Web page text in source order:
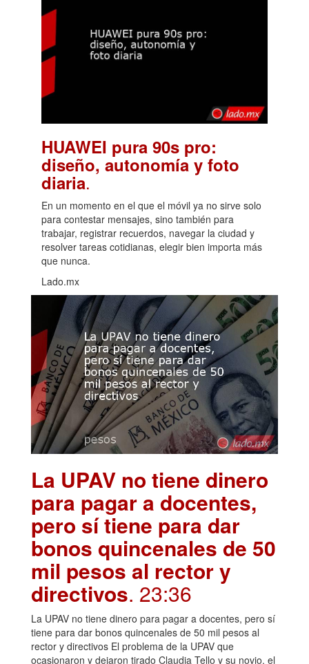
HUAWEI pura 90s pro:
diseño, autonomía y foto
diaria.
En un momento en el que el móvil ya no sirve solo
para contestar mensajes, sino también para
trabajar, registrar recuerdos, navegar la ciudad y
resolver tareas cotidianas, elegir bien importa más
que nunca.
Lado.mx
La UPAV no tiene dinero
para pagar a docentes,
pero sí tiene para dar
bonos quincenales de 50
mil pesos al rector y
directivos. 23:36
La UPAV no tiene dinero para pagar a docentes, pero sí
tiene para dar bonos quincenales de 50 mil pesos al
rector y directivos El problema de la UPAV que
ocasionaron y dejaron tirado Claudia Tello y su novio, el